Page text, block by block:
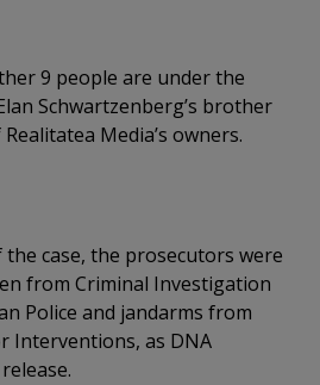
9 people are under the
Schwartzenberg’s brother
Media’s owners.
case, the prosecutors were
from Criminal Investigation
Police and jandarms from
Interventions, as DNA